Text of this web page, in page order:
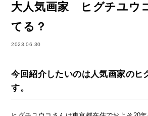
大人気画家 ヒグチユウ
てる？
2023.06.30
今回紹介したいのは人気画家のヒ
す。